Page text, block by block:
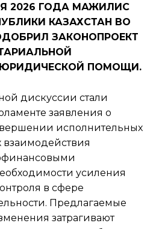
2026 ГОДА МАЖИЛИС
КАЗАХСТАН ВО
ЗАКОНОПРОЕКТ
ЮРИДИЧЕСКОЙ ПОМОЩИ.
дискуссии стали
заявления о
исполнительных
взаимодействия
усиления
в сфере
Предлагаемые
затрагивают